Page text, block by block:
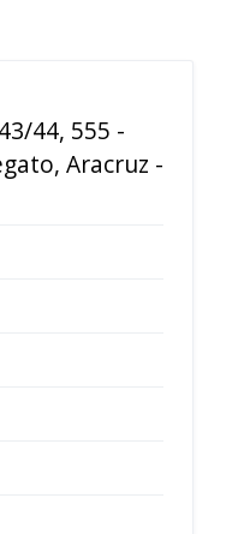
44, 555 -
Aracruz -